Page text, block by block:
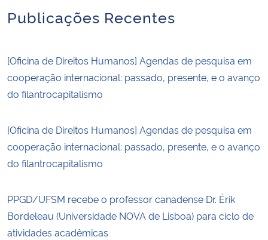
Publicações Recentes
[Oficina de Direitos Humanos] Agendas de pesquisa em
cooperação internacional: passado, presente, e o avanço
do filantrocapitalismo
[Oficina de Direitos Humanos] Agendas de pesquisa em
cooperação internacional: passado, presente, e o avanço
do filantrocapitalismo
PPGD/UFSM recebe o professor canadense Dr. Érik
Bordeleau (Universidade NOVA de Lisboa) para ciclo de
atividades acadêmicas